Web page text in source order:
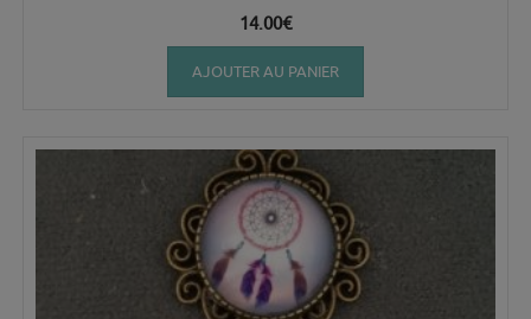
14.00€
AJOUTER AU PANIER